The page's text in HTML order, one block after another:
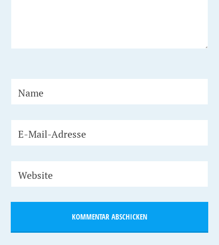
Name
E-Mail-Adresse
Website